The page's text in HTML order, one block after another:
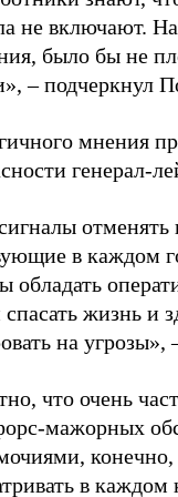
не включают.
было бы не
– подчеркнул
мнения
генерал-
в каждом
обладать
спасать жизнь и
на
что очень
мажорных
конечно,
в